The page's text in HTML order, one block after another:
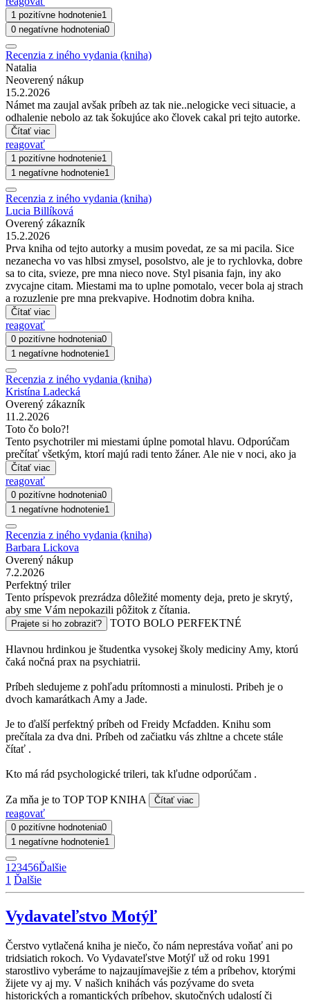
1 pozitívne hodnotenie1
0 negatívne hodnotenia0
Recenzia z iného vydania (kniha)
Natalia
Neoverený nákup
15.2.2026
Námet ma zaujal avšak príbeh az tak nie..nelogicke veci situacie, a
odhalenie nebolo az tak šokujúce ako človek cakal pri tejto autorke.
Čítať viac
reagovať
1 pozitívne hodnotenie1
1 negatívne hodnotenie1
Recenzia z iného vydania (kniha)
Lucia Billíková
Overený zákazník
15.2.2026
Prva kniha od tejto autorky a musim povedat, ze sa mi pacila. Sice
nezanecha vo vas hlbsi zmysel, posolstvo, ale je to rychlovka, dobre
sa to cita, svieze, pre mna nieco nove. Styl pisania fajn, iny ako
zvycajne citam. Miestami ma to uplne pomotalo, vecer bola aj strach
a rozuzlenie pre mna prekvapive. Hodnotim dobra kniha.
Čítať viac
reagovať
0 pozitívne hodnotenia0
1 negatívne hodnotenie1
Recenzia z iného vydania (kniha)
Kristína Ladecká
Overený zákazník
11.2.2026
Toto čo bolo?!
Tento psychotriler mi miestami úplne pomotal hlavu. Odporúčam
prečítať všetkým, ktorí majú radi tento žáner. Ale nie v noci, ako ja
Čítať viac
reagovať
0 pozitívne hodnotenia0
1 negatívne hodnotenie1
Recenzia z iného vydania (kniha)
Barbara Lickova
Overený nákup
7.2.2026
Perfektný triler
Tento príspevok prezrádza dôležité momenty deja, preto je skrytý,
aby sme Vám nepokazili pôžitok z čítania.
Prajete si ho zobraziť? TOTO BOLO PERFEKTNÉ
Hlavnou hrdinkou je študentka vysokej školy mediciny Amy, ktorú
čaká nočná prax na psychiatrii.
Príbeh sledujeme z pohľadu prítomnosti a minulosti. Pribeh je o
dvoch kamarátkach Amy a Jade.
Je to ďalší perfektný príbeh od Freidy Mcfadden. Knihu som
prečítala za dva dni. Príbeh od začiatku vás zhltne a chcete stále
čítať .
Kto má rád psychologické trileri, tak kľudne odporúčam .
Za mňa je to TOP TOP KNIHA Čítať viac
reagovať
0 pozitívne hodnotenia0
1 negatívne hodnotenie1
123456Ďalšie
1 Ďalšie
Vydavateľstvo Motýľ
Čerstvo vytlačená kniha je niečo, čo nám neprestáva voňať ani po
tridsiatich rokoch. Vo Vydavateľstve Motýľ už od roku 1991
starostlivo vyberáme to najzaujímavejšie z tém a príbehov, ktorými
žijete vy aj my. V našich knihách vás pozývame do sveta
historických a romantických príbehov, skutočných udalostí či